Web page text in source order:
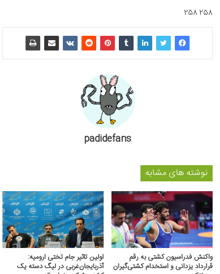
258 258
padidefans
نوشته های مشابه
واکنش فدراسیون کشتی به رقم
قرارداد یزدانی و استخدام کشتی‌گیران
اولین تاثیر جام تختی ارومیه:
آذربایجان‌غربی در لیگ دسته یک